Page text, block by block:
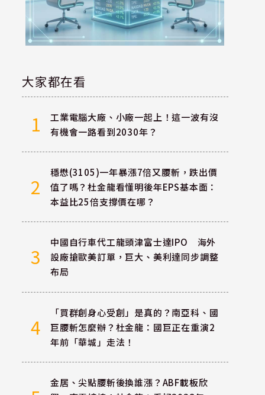
大家都在看
1
工業電腦大廠、小廠一起上！這一波有沒
有機會一路看到2030年？
2
穩懋(3105)一年暴漲7倍又腰斬，跌出價
值了嗎？杜金龍看懂明後年EPS基本面：
本益比25倍支撐價在哪？
3
中國自行車代工龍頭津富士達IPO 海外
設廠搶歐美訂單，巨大、美利達同步調整
布局
4
「買群創身心受創」是真的？南亞科、國
巨腰斬怎麼辦？杜金龍：國巨正在重演2
年前「華城」走法！
金居、尖點腰斬後換誰漲？ABF載板欣